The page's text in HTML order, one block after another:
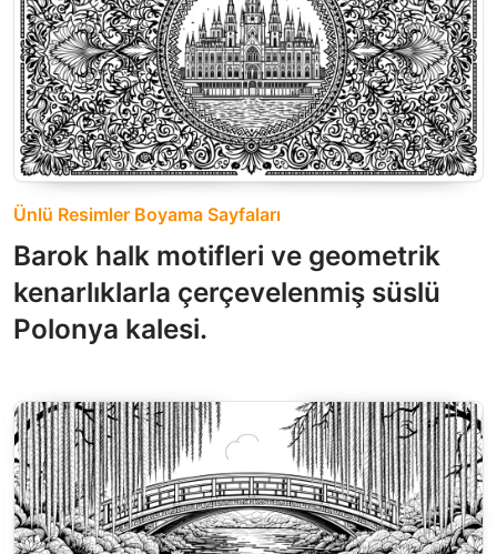
Ünlü Resimler Boyama Sayfaları
Barok halk motifleri ve geometrik
kenarlıklarla çerçevelenmiş süslü
Polonya kalesi.